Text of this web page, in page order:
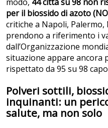
per il biossido di azoto
critiche a Napoli, Palermo,
prendono a riferimento i
dall’Organizzazione
situazione appare ancora
rispettato da 95 su 98
Polveri sottili,
inquinanti: un
salute, ma non solo